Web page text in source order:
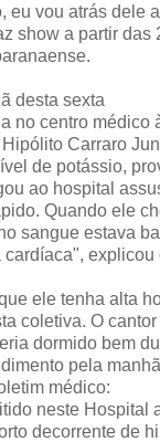
eu vou atrás dele
show a partir das
desta sexta
no centro médico
Carraro
de potássio,
ao hospital
Quando ele
sangue estava
explicou
ele tenha alta
coletiva. O
dormido bem
pela
médico:
neste Hospital
decorrente de